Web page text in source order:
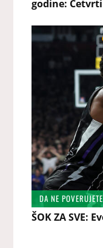
godine:
DA NE POVERUJETE
ŠOK ZA SVE: